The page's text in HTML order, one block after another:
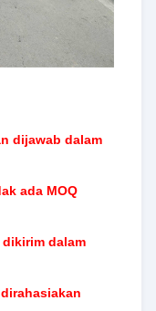
dijawab dalam
ada MOQ
dalam